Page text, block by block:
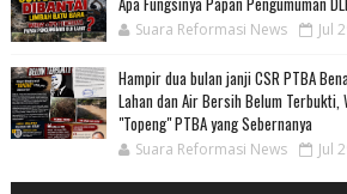
Suara Reformasi News Jul
Hampir dua bulan janji CSR PTBA
Lahan dan Air Bersih Belum Terbukti,
"Topeng" PTBA yang Sebernanya
Suara Reformasi News Jul